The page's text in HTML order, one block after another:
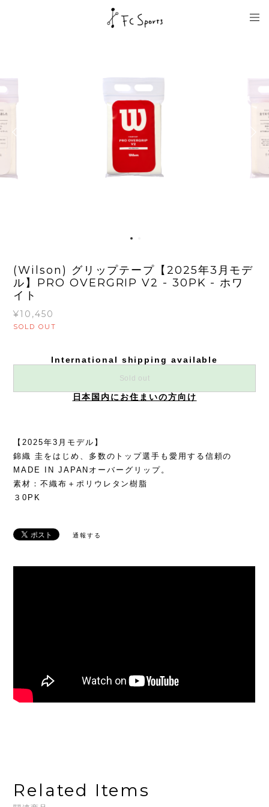
(Wilson) グリップテープ【2025年3月モデ
ル】PRO OVERGRIP V2 - 30PK - ホワ
イト
¥10,450
SOLD OUT
International shipping available
Sold out
日本国内にお住まいの方向け
【2025年3月モデル】
錦織 圭をはじめ、多数のトップ選手も愛用する信頼の
MADE IN JAPANオーバーグリップ。
素材：不織布＋ポリウレタン樹脂
３0PK
通報する
Related Items